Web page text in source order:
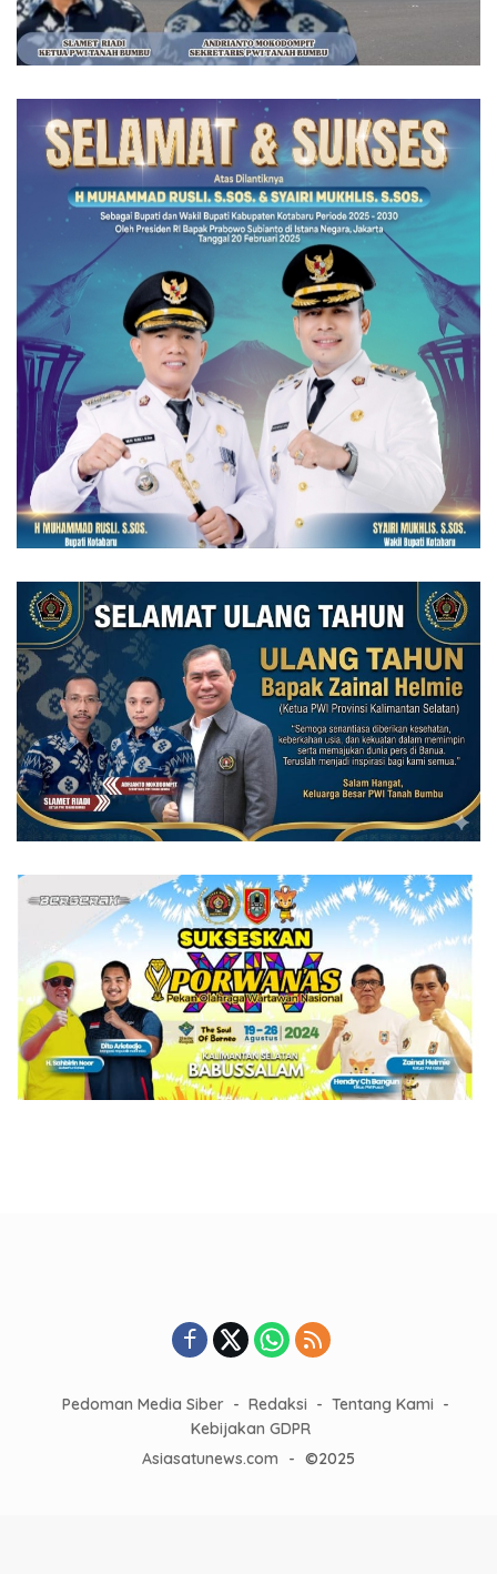
Pedoman Media Siber Redaksi
Tentang Kami
Kebijakan GDPR
Asiasatunews.com
- ©2025